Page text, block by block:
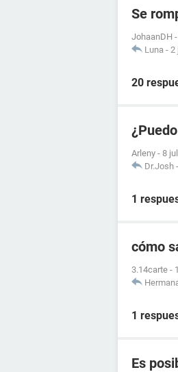
Se
JohaanDH -
Luna - 2
20
Arleny - 8
Dr.Josh -
1
cómo
3.14carte -
1
Es